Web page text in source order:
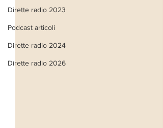
Dirette radio 2023
Podcast articoli
Dirette radio 2024
Dirette radio 2026